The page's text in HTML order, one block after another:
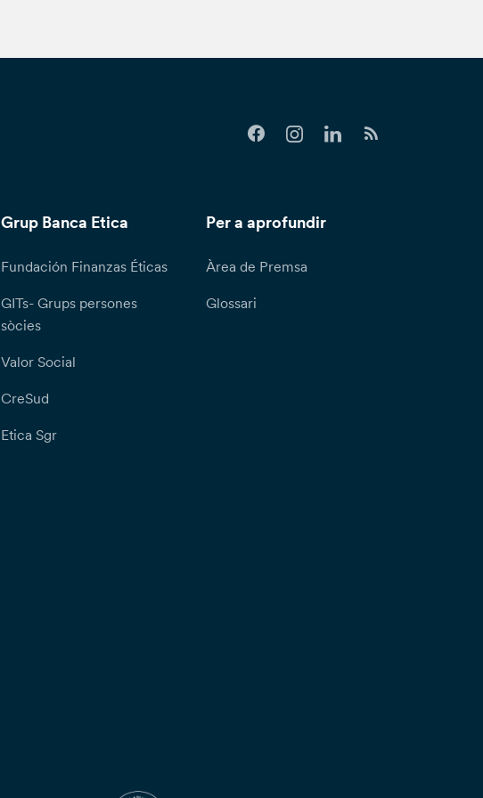
Grup Banca Etica
Fundación Finanzas Éticas
GITs- Grups persones
sòcies
Valor Social
CreSud
Etica Sgr
Per a aprofundir
Àrea de Premsa
Glossari